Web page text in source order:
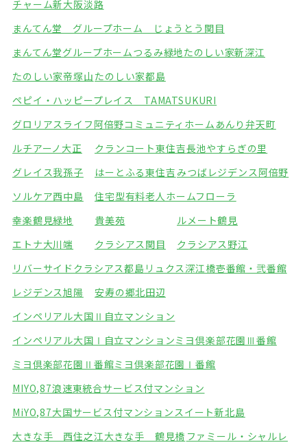
チャーム新大阪淡路
まんてん堂 グループホーム じょうとう関目
まんてん堂グループホームつるみ緑地たのしい家新深江
たのしい家帝塚山 たのしい家都島
ペピイ・ハッピープレイス TAMATSUKURI
グロリアスライフ阿倍野コミュニティホームあんり弁天町
ルチアーノ大正
クランコート東住吉長池やすらぎの里
グレイス我孫子
はーとふる東住吉 みつばレジデンス阿倍野
ソルケア西中島
住宅型有料老人ホームフローラ
幸楽鶴見緑地
貴美苑
ルメート鶴見
エトナ大川端
クラシアス関目
クラシアス野江
リバーサイドクラシアス都島 リュクス深江橋壱番館・弐番館
レジデンス旭陽
安寿の郷北田辺
インペリアル大国Ⅱ自立マンション
インペリアル大国Ⅰ自立マンションミヨ倶楽部花園Ⅲ番館
ミヨ倶楽部花園Ⅱ番館ミヨ倶楽部花園Ⅰ番館
MIYO,87浪速東統合サービス付マンション
MiYO,87大国サービス付マンション スイート新北島
大きな手 西住之江大きな手 鶴見橋 ファミール・シャルレ